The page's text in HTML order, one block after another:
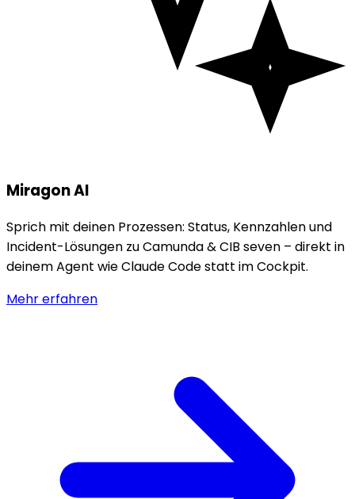
Miragon AI
Sprich mit deinen Prozessen: Status, Kennzahlen und
Incident-Lösungen zu Camunda & CIB seven – direkt in
deinem Agent wie Claude Code statt im Cockpit.
Mehr erfahren